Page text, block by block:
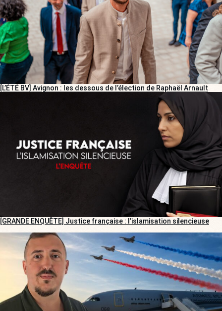
[L’ÉTÉ BV] Avignon : les dessous de l’élection de Raphaël Arnault
[GRANDE ENQUÊTE] Justice française : l’islamisation silencieuse